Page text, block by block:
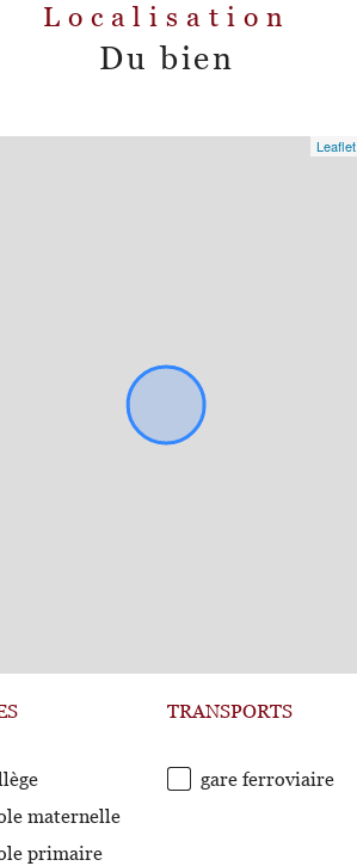
Localisation
Du bien
Leaflet
maternelle
primaire
TRANSPORTS
gare ferroviaire